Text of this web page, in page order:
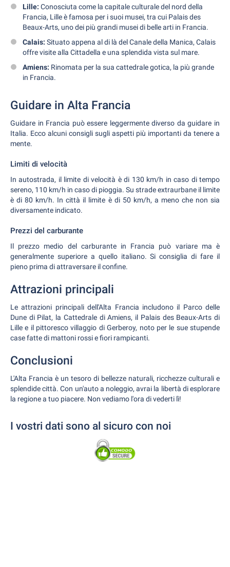
Lille: Conosciuta come la capitale culturale del nord della
Francia, Lille è famosa per i suoi musei, tra cui Palais des
Beaux-Arts, uno dei più grandi musei di belle arti in Francia.
Calais: Situato appena al di là del Canale della Manica, Calais
offre visite alla Cittadella e una splendida vista sul mare.
Amiens: Rinomata per la sua cattedrale gotica, la più grande
in Francia.
Guidare in Alta Francia
Guidare in Francia può essere leggermente diverso da guidare in
Italia. Ecco alcuni consigli sugli aspetti più importanti da tenere a
mente.
Limiti di velocità
In autostrada, il limite di velocità è di 130 km/h in caso di tempo
sereno, 110 km/h in caso di pioggia. Su strade extraurbane il limite
è di 80 km/h. In città il limite è di 50 km/h, a meno che non sia
diversamente indicato.
Prezzi del carburante
Il prezzo medio del carburante in Francia può variare ma è
generalmente superiore a quello italiano. Si consiglia di fare il
pieno prima di attraversare il confine.
Attrazioni principali
Le attrazioni principali dell'Alta Francia includono il Parco delle
Dune di Pilat, la Cattedrale di Amiens, il Palais des Beaux-Arts di
Lille e il pittoresco villaggio di Gerberoy, noto per le sue stupende
case fatte di mattoni rossi e fiori rampicanti.
Conclusioni
L'Alta Francia è un tesoro di bellezze naturali, ricchezze culturali e
splendide città. Con un'auto a noleggio, avrai la libertà di esplorare
la regione a tuo piacere. Non vediamo l'ora di vederti lì!
I vostri dati sono al sicuro con noi